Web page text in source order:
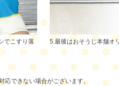
でこすり落
5.最後はおそうじ本舗オ
応できない場合がございます。